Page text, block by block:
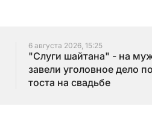
6 августа 2026, 15:25
"Слуги шайтана" - на
завели уголовное дело
тоста на свадьбе